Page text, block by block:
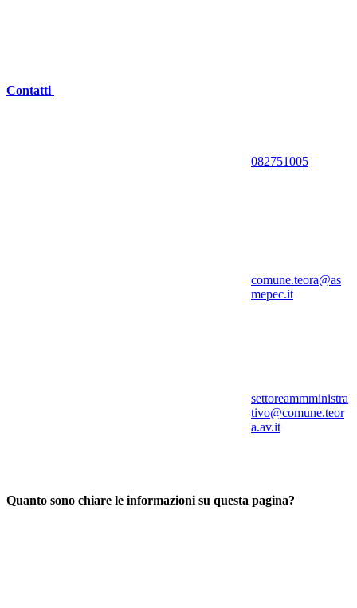
Contatti
082751005
comune.teora@as
mepec.it
settoreammministra
tivo@comune.teor
a.av.it
Quanto sono chiare le informazioni su questa pagina?